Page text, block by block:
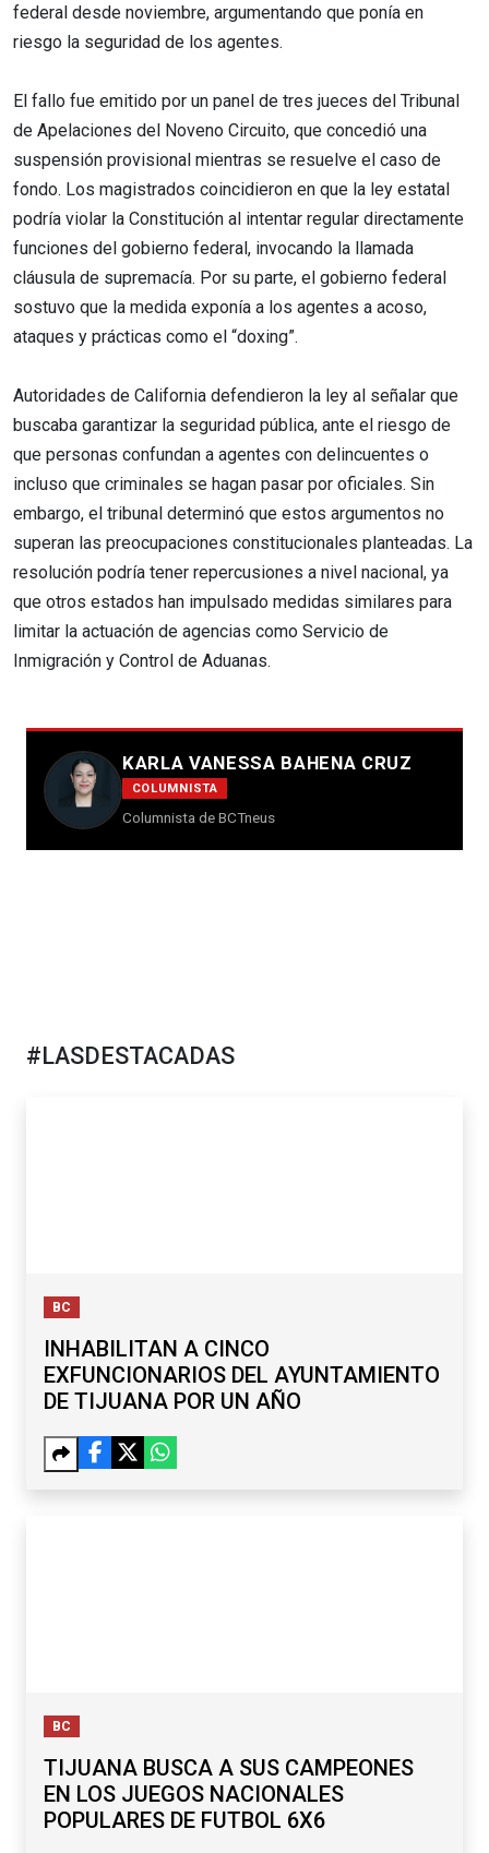
federal desde noviembre, argumentando que ponía en
riesgo la seguridad de los agentes.
El fallo fue emitido por un panel de tres jueces del Tribunal
de Apelaciones del Noveno Circuito, que concedió una
suspensión provisional mientras se resuelve el caso de
fondo. Los magistrados coincidieron en que la ley estatal
podría violar la Constitución al intentar regular directamente
funciones del gobierno federal, invocando la llamada
cláusula de supremacía. Por su parte, el gobierno federal
sostuvo que la medida exponía a los agentes a acoso,
ataques y prácticas como el “doxing”.
Autoridades de California defendieron la ley al señalar que
buscaba garantizar la seguridad pública, ante el riesgo de
que personas confundan a agentes con delincuentes o
incluso que criminales se hagan pasar por oficiales. Sin
embargo, el tribunal determinó que estos argumentos no
superan las preocupaciones constitucionales planteadas. La
resolución podría tener repercusiones a nivel nacional, ya
que otros estados han impulsado medidas similares para
limitar la actuación de agencias como Servicio de
Inmigración y Control de Aduanas.
KARLA VANESSA BAHENA CRUZ
COLUMNISTA
Columnista de BCTneus
#LASDESTACADAS
BC
INHABILITAN A CINCO
EXFUNCIONARIOS DEL AYUNTAMIENTO
DE TIJUANA POR UN AÑO
BC
TIJUANA BUSCA A SUS CAMPEONES
EN LOS JUEGOS NACIONALES
POPULARES DE FUTBOL 6X6